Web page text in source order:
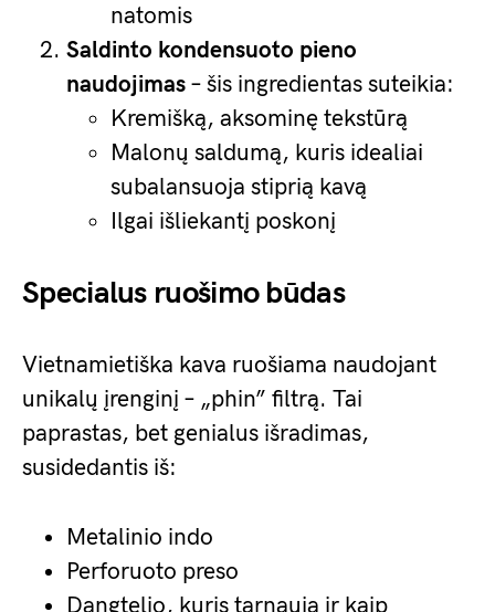
natomis
Saldinto kondensuoto pieno
naudojimas – šis ingredientas suteikia:
Kremišką, aksominę tekstūrą
Malonų saldumą, kuris idealiai
subalansuoja stiprią kavą
Ilgai išliekantį poskonį
Specialus ruošimo būdas
Vietnamietiška kava ruošiama naudojant
unikalų įrenginį – „phin” filtrą. Tai
paprastas, bet genialus išradimas,
susidedantis iš:
Metalinio indo
Perforuoto preso
Dangtelio, kuris tarnauja ir kaip